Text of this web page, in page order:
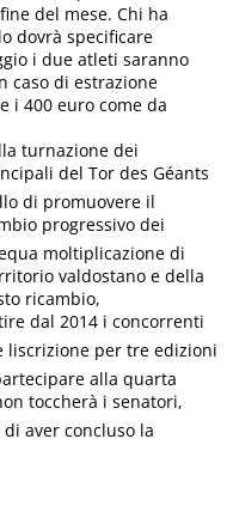
del mese. Chi ha
dovrà specificare
i due atleti saranno
caso di estrazione
i 400 euro come da
turnazione dei
del Tor des Géants 
di promuovere il
progressivo dei
moltiplicazione di
valdostano e della
ricambio,
dal 2014 i concorrenti
per tre edizioni
alla quarta
toccherà i senatori,
aver concluso la